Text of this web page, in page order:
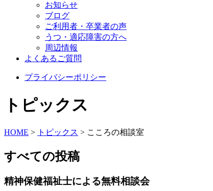
お知らせ
ブログ
ご利用者・卒業者の声
うつ・適応障害の方へ
周辺情報
よくあるご質問
プライバシーポリシー
トピックス
HOME > トピックス > こころの相談室
すべての投稿
精神保健福祉士による無料相談会